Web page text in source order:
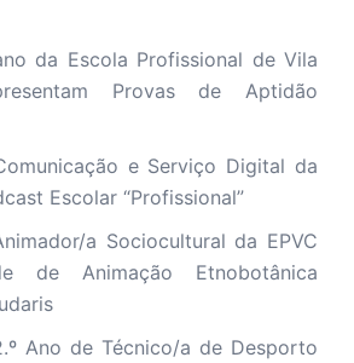
da Escola Profissional de Vila
Provas de Aptidão
e Serviço Digital da
Escolar “Profissional”
a Sociocultural da EPVC
de Animação Etnobotânica
Ano de Técnico/a de Desporto